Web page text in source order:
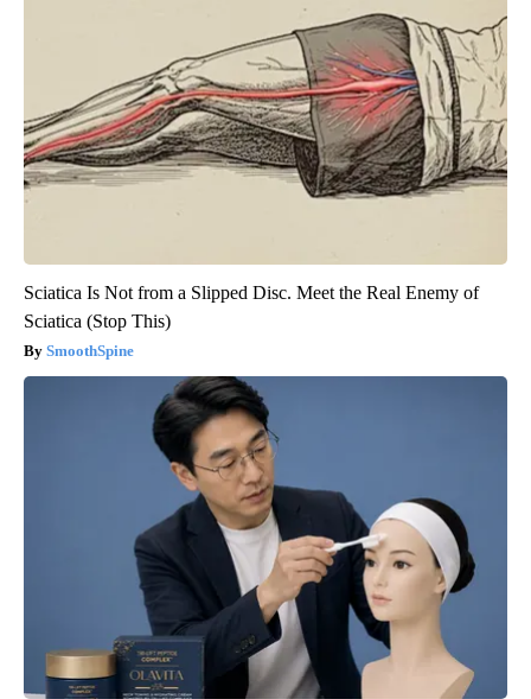
Sciatica Is Not from a Slipped Disc. Meet the Real Enemy of
Sciatica (Stop This)
SmoothSpine